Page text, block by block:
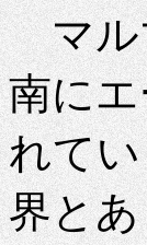
マル
南に
れて
界と